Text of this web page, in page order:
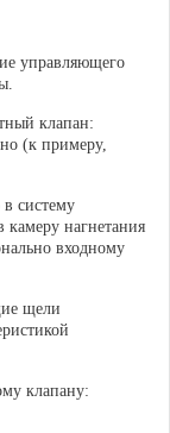
управляющего
клапан:
(к примеру,
систему
камеру нагнетания
входному
щели
клапану: